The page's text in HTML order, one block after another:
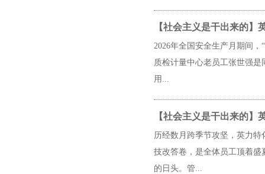
【社会主义是干出来的】
2026年全国安全生产月期间
质检计量中心老员工张世强是
用...
【社会主义是干出来的】
历经数月跨季节攻坚，英力
技改答卷，是全体员工顶着
的日头。管...